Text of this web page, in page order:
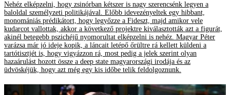
Nehéz elképzelni, hogy zsinórban kétszer is nagy szerencsénk legyen a
baloldal személyzeti politikájával. Előbb idevezényeltek egy hibbant,
monomániás prédikátort, hogy legyőzze a Fideszt, majd amikor vele
kudarcot vallottak, akkor a következő projektre kiválasztották azt a figurát,
akinél betegebb pszichéjű nyomorultat elképzelni is nehéz. Magyar Péter
varázsa már jó ideje kopik, a láncait letépő őrültre rá kellett küldeni a
tartótisztjét is, hogy vigyázzon rá, most pedig a jelek szerint olyan
hazaárulást hozott össze a deep state magyarországi irodája és az
üdvöskéjük, hogy azt még egy kis időbe telik feldolgoznunk.